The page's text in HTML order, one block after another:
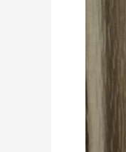
Gerakan
Dakwah